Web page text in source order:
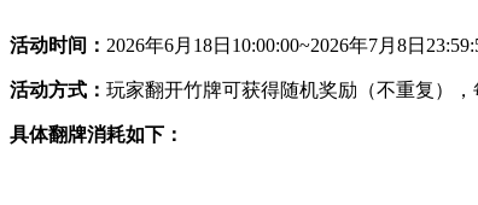
活动时间： 2026年6月18日10:00:00~2026年7月8日
活动方式： 玩家翻开竹牌可获得随机奖励（不重复），
具体翻牌消耗如下：